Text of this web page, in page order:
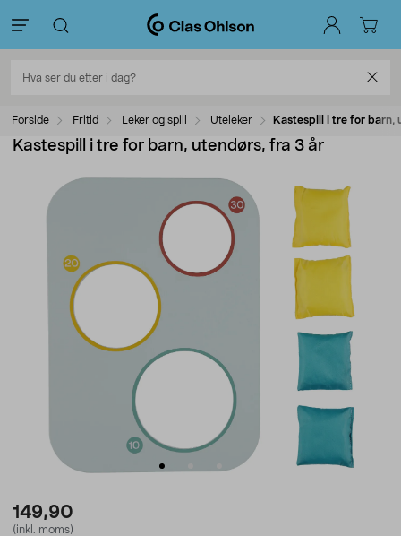
Forside Fritid Leker og spill Uteleker Kastespill i tre for barn,
Kastespill i tre for barn, utendørs, fra 3 år
149,90
(inkl. moms)